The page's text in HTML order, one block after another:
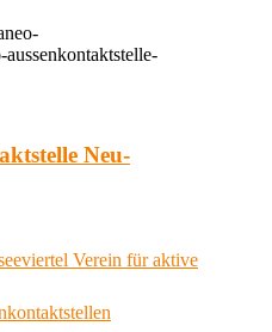
aussenkontaktstelle-
Neu-
Verein für aktive